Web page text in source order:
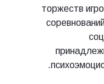
торжеств